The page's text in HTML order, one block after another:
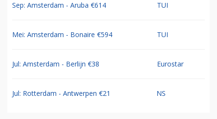
Sep: Amsterdam - Aruba €614 TUI
Mei: Amsterdam - Bonaire €594 TUI
Jul: Amsterdam - Berlijn €38 Eurostar
Jul: Rotterdam - Antwerpen €21 NS